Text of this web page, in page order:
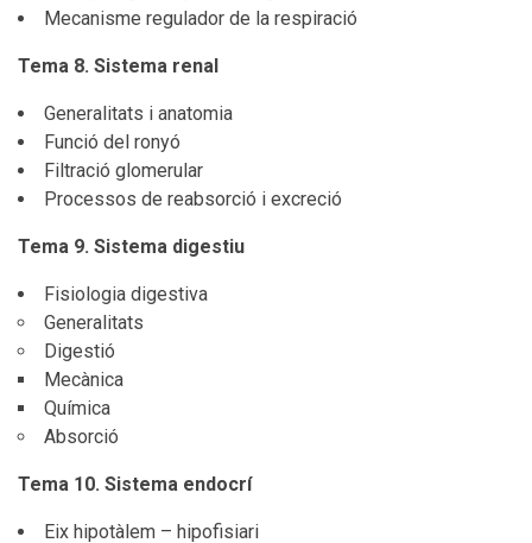
Mecanisme regulador de la respiració
Tema 8. Sistema renal
Generalitats i anatomia
Funció del ronyó
Filtració glomerular
Processos de reabsorció i excreció
Tema 9. Sistema digestiu
Fisiologia digestiva
Generalitats
Digestió
Mecànica
Química
Absorció
Tema 10. Sistema endocrí
Eix hipotàlem – hipofisiari